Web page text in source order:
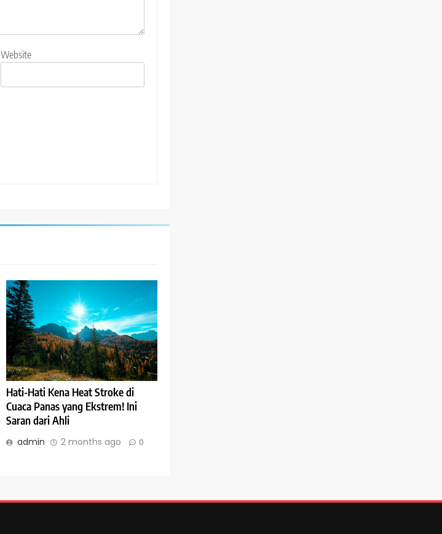
Website
Hati-Hati Kena Heat Stroke di
Cuaca Panas yang Ekstrem! Ini
Saran dari Ahli
admin 2 months ago 0